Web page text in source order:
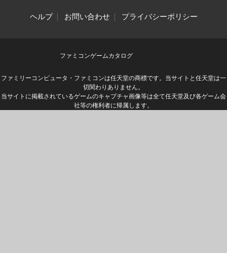
ヘルプ お問い合わせ プライバシーポリシー
ファミコンゲームカタログ
ファミリーコンピュータ・ファミコンは任天堂の商標です。当サイトと任天堂は一
切関わりありません。
当サイトに掲載されているゲームのキャプチャ画像等は全て任天堂及び各ゲーム会
社等の権利者に帰属します。